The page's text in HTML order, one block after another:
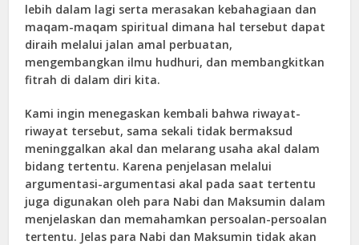
lebih dalam lagi serta merasakan kebahagiaan dan
maqam-maqam spiritual dimana hal tersebut dapat
diraih melalui jalan amal perbuatan,
mengembangkan ilmu hudhuri, dan membangkitkan
fitrah di dalam diri kita.
Kami ingin menegaskan kembali bahwa riwayat-
riwayat tersebut, sama sekali tidak bermaksud
meninggalkan akal dan melarang usaha akal dalam
bidang tertentu. Karena penjelasan melalui
argumentasi-argumentasi akal pada saat tertentu
juga digunakan oleh para Nabi dan Maksumin dalam
menjelaskan dan memahamkan persoalan-persoalan
tertentu. Jelas para Nabi dan Maksumin tidak akan